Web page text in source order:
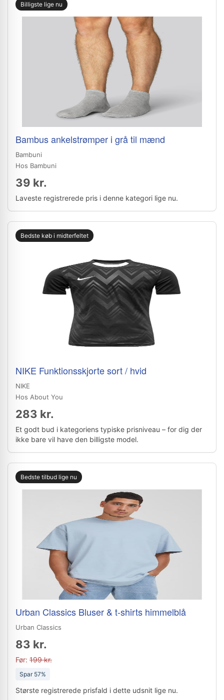
Billigste lige nu
Bambus ankelstrømper i grå til mænd
Bambuni
Hos Bambuni
39 kr.
Laveste registrerede pris i denne kategori lige nu.
Bedste køb i midterfeltet
NIKE Funktionsskjorte sort / hvid
NIKE
Hos About You
283 kr.
Et godt bud i kategoriens typiske prisniveau – for dig der
ikke bare vil have den billigste model.
Bedste tilbud lige nu
Urban Classics Bluser & t-shirts himmelblå
Urban Classics
83 kr.
Før: 199 kr.
Spar 57%
Største registrerede prisfald i dette udsnit lige nu.